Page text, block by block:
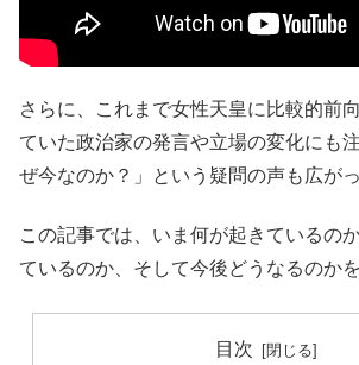
さらに、これまで女性天皇に比較的前
ていた政治家の発言や立場の変化にも
ぜ今なのか？」という疑問の声も広がっ
この記事では、いま何が起きているの
ているのか、そして今後どうなるのかを
目次